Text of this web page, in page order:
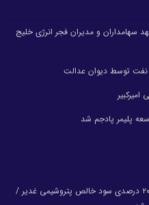
سهامداران و مدیران فجر انرژی خلیج
نفت توسط دیوان عدالت
پلیمر پادجم شد
رشد ۲۴ درصدی درآمد عملیاتی و رشد ۲۰۶ درصدی سود خالص پتروشیمی غدیر /